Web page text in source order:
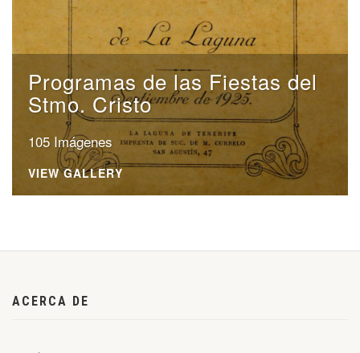
Programas de las Fiestas del
Stmo. Cristo
105 Imágenes
VIEW GALLERY
ACERCA DE